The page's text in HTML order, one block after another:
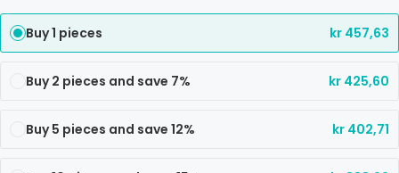
Buy 1 pieces kr 457,63
Buy 2 pieces and save 7% kr 425,60
Buy 5 pieces and save 12% kr 402,71